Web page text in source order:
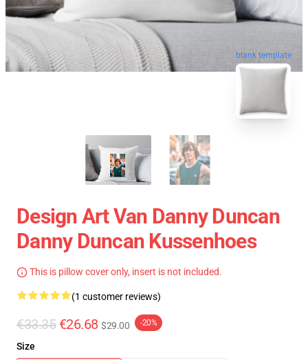
blank template
Design Art Van Danny Duncan
Danny Duncan Kussenhoes
This is pillow cover only, insert is not included.
(1 customer reviews)
€33.35 €26.68 $29.00 -20%
Size